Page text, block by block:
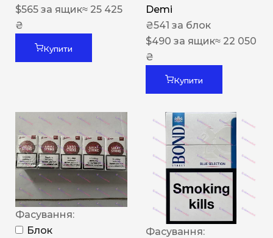
$565 за ящик≈ 25 425
₴
Купити
Demi
₴541 за блок
$490 за ящик≈ 22 050
₴
Купити
Фасування:
Блок
Фасування: